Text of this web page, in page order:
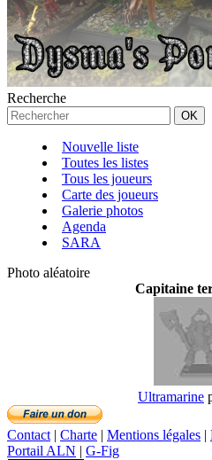
Recherche
Nouvelle liste
Toutes les listes
Tous les joueurs
Carte des joueurs
Galerie photos
Agenda
SARA
Photo aléatoire
Capitaine
Ultramarine
Contact | Charte | Mentions légales |
Portail ALN | G-Fig